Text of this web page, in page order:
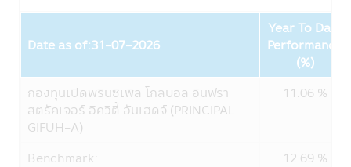
บริษัทฯอาจจะเก็บข้อมูลเพิ่มเติมจากท่านอีกเมื่อ
ท่านใช้ศูนยบริการและดูแลลูกค้าของบริษัทฯ
ผ่านระบบออนไลน์หรือโทรศัพท์ เพื่อที่บริษัทฯจะ
กับท่าน
การใช้รหัสผ่าน
ความรับผิดชอบในการเก็บดูแลรหัสผ่านนั้นเป็น
สิ่งที่ลูกค้าต้องรับผิดชอบ โปรดแน่ใจว่ารหัส
Date as of:31-07-2026
Year To Date
Performance
(%)
กองทุนเปิดพรินซิเพิล โกลบอล อินฟรา
สตรัคเจอร์ อิควิตี้ อันเฮดจ์ (PRINCIPAL
GIFUH-A)
11.06 %
Benchmark:
12.69 %